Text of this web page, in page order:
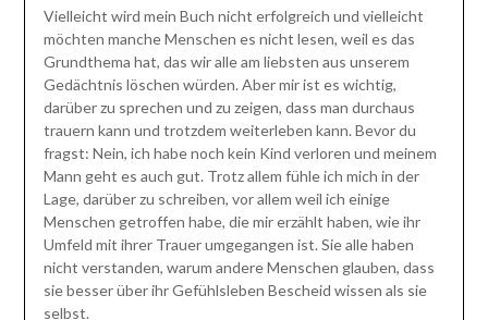
Vielleicht wird mein Buch nicht erfolgreich und vielleicht
möchten manche Menschen es nicht lesen, weil es das
Grundthema hat, das wir alle am liebsten aus unserem
Gedächtnis löschen würden. Aber mir ist es wichtig,
darüber zu sprechen und zu zeigen, dass man durchaus
trauern kann und trotzdem weiterleben kann. Bevor du
fragst: Nein, ich habe noch kein Kind verloren und meinem
Mann geht es auch gut. Trotz allem fühle ich mich in der
Lage, darüber zu schreiben, vor allem weil ich einige
Menschen getroffen habe, die mir erzählt haben, wie ihr
Umfeld mit ihrer Trauer umgegangen ist. Sie alle haben
nicht verstanden, warum andere Menschen glauben, dass
sie besser über ihr Gefühlsleben Bescheid wissen als sie
selbst.